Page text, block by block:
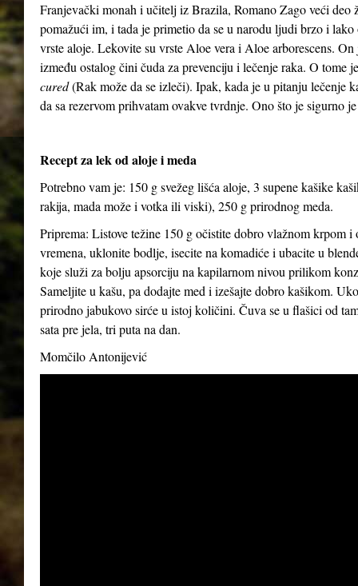
Franjevački monah i učitelj iz Brazila, Romano Zago veći deo
pomažući im, i tada je primetio da se u narodu ljudi brzo i
vrste aloje. Lekovite su vrste Aloe vera i Aloe arborescens.
između ostalog čini čuda za prevenciju i lečenje raka. O
cured(Rak može da se izleči). Ipak, kada je u pitanju lečenje
da sa rezervom prihvatam ovakve tvrdnje. Ono što je sigurno
Recept za lek od aloje i meda
Potrebno vam je: 150 g svežeg lišća aloje, 3 supene kašike
rakija, mada može i votka ili viski), 250 g prirodnog meda.
Priprema: Listove težine 150 g očistite dobro vlažnom krpom
vremena, uklonite bodlje, isecite na komadiće i ubacite u
koje služi za bolju apsorciju na kapilarnom nivou prilikom
Sameljite u kašu, pa dodajte med i izešajte dobro kašikom.
prirodno jabukovo sirće u istoj količini. Čuva se u flašici od
sata pre jela, tri puta na dan.
Momčilo Antonijević